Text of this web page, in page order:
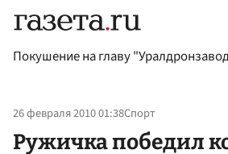
Покушение на главу
26 февраля 2010 01:38Спорт
Ружичка победил